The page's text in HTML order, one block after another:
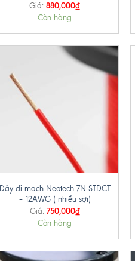
Giá: 880,000₫
Còn hàng
Dây đi mạch Neotech 7N STDCT
– 12AWG ( nhiều sợi)
Giá: 750,000₫
Còn hàng